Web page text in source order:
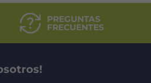
PREGUNTAS
FRECUENTES